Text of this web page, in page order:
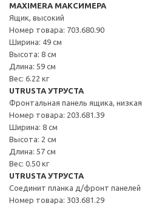
MAXIMERA МАКСИМЕРА
Ящик, высокий
Номер товара: 703.680.90
Ширина: 49 см
Высота: 8 см
Длина: 59 см
Вес: 6.22 кг
UTRUSTA УТРУСТА
Фронтальная панель ящика, низкая
Номер товара: 203.681.39
Ширина: 8 см
Высота: 2 см
Длина: 57 см
Вес: 0.50 кг
UTRUSTA УТРУСТА
Соединит планка д/фронт панелей
Номер товара: 303.681.29